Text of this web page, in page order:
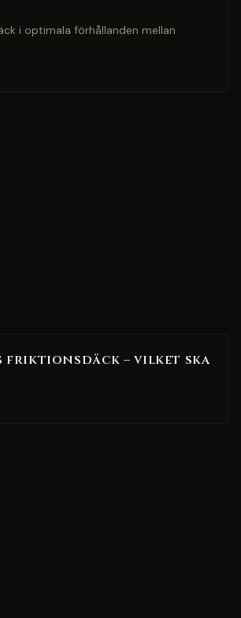
i optimala förhållanden mellan
friktionsdäck – vilket ska